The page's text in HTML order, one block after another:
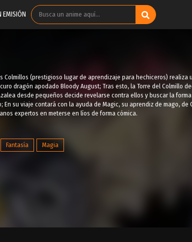
EMISIÓN
Colmillos (prestigioso lugar de aprendizaje para hechiceros) realiza
dragón apodado Bloody August; Tras esto, la Torre del Colmillo
desde pequeños decide revelarse contra ellos y buscar la
su viaje contará con la ayuda de Magic, su aprendiz de mago, de
expertos en meterse en líos de forma cómica.
Fantasía Magia